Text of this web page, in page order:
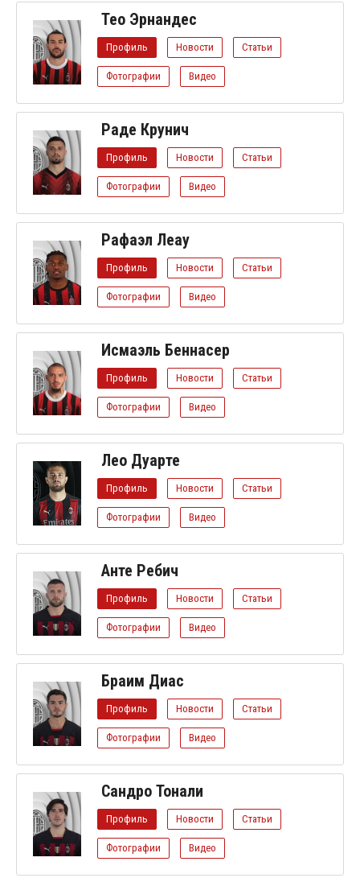
Тео Эрнандес
Профиль Новости Статьи
Фотографии Видео
Раде Крунич
Профиль Новости Статьи
Фотографии Видео
Рафаэл Леау
Профиль Новости Статьи
Фотографии Видео
Исмаэль Беннасер
Профиль Новости Статьи
Фотографии Видео
Лео Дуарте
Профиль Новости Статьи
Фотографии Видео
Анте Ребич
Профиль Новости Статьи
Фотографии Видео
Браим Диас
Профиль Новости Статьи
Фотографии Видео
Сандро Тонали
Профиль Новости Статьи
Фотографии Видео